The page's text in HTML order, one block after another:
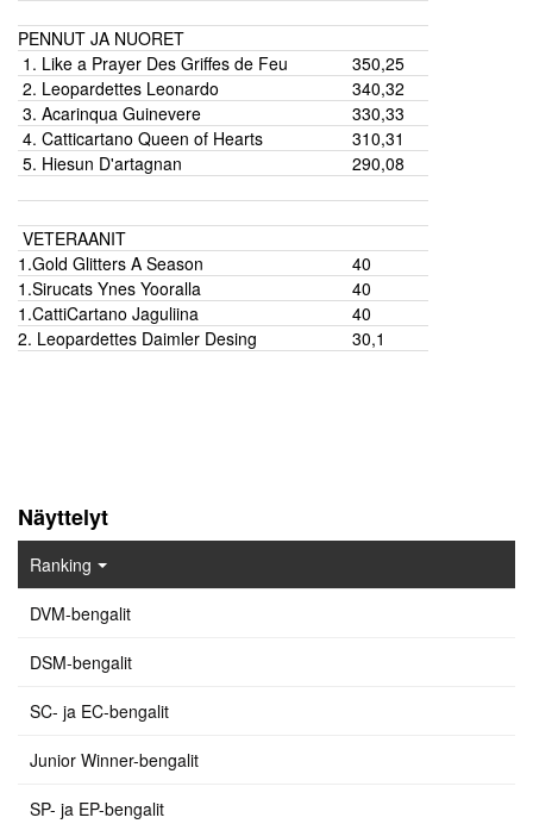
PENNUT JA NUORET
1. Like a Prayer Des Griffes de Feu
350,25
2. Leopardettes Leonardo
340,32
3. Acarinqua Guinevere
330,33
4. Catticartano Queen of Hearts
310,31
5. Hiesun D'artagnan
290,08
VETERAANIT
1.Gold Glitters A Season
40
1.Sirucats Ynes Yooralla
40
1.CattiCartano Jaguliina
40
2. Leopardettes Daimler Desing
30,1
Näyttelyt
Ranking
DVM-bengalit
DSM-bengalit
SC- ja EC-bengalit
Junior Winner-bengalit
SP- ja EP-bengalit